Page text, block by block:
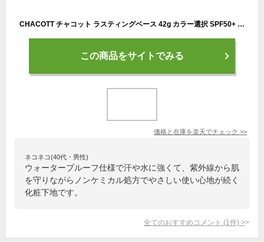
CHACOTT チャコット ラスティングベース 42g カラー選択 SPF50+ PA+++ ウォータープルーフ CHACOTT 化粧下地 メール便無料[B][BP3] ノンケミカル 化粧下地 UVケア
この商品をサイトでみる
価格と在庫を楽天でチェック >>
ネコネコ(40代・男性)
ウォータープルーフ仕様で汗や水に強くて、紫外線から肌
を守りながらノンケミカル処方でやさしい使い心地が続く
化粧下地です。
全てのおすすめコメント (1 件) >